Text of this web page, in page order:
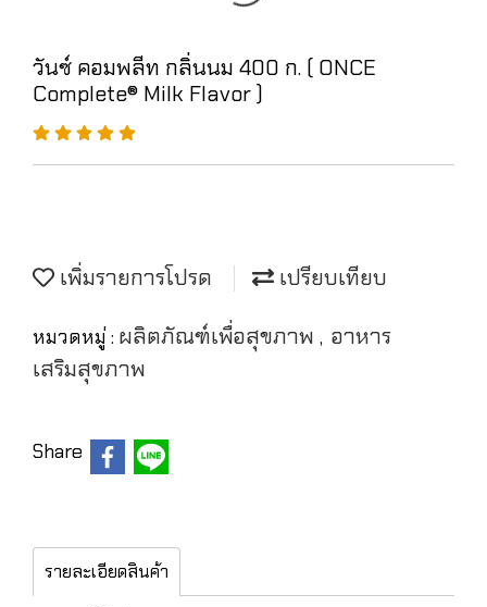
วันซ์ คอมพลีท กลิ่นนม 400 ก. ( ONCE
Complete® Milk Flavor )
เพิ่มรายการโปรด เปรียบเทียบ
หมวดหมู่ : ผลิตภัณฑ์เพื่อสุขภาพ , อาหาร
เสริมสุขภาพ
Share
รายละเอียดสินค้า